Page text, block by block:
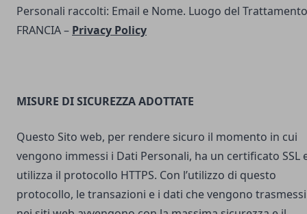
Personali raccolti: Email e Nome. Luogo del
FRANCIA – Privacy Policy
MISURE DI SICUREZZA ADOTTATE
Questo Sito web, per rendere sicuro il momento in cui
vengono immessi i Dati Personali, ha un certificato SSL
utilizza il protocollo HTTPS. Con l’utilizzo di questo
protocollo, le transazioni e i dati che vengono trasmessi